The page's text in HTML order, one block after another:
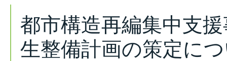
都市構造再編集中支
生整備計画の策定に